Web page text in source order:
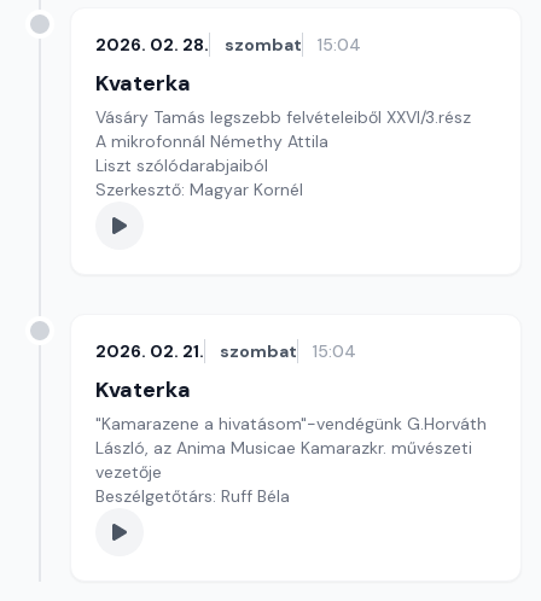
2026. 02. 28. szombat 15:04
Kvaterka
Vásáry Tamás legszebb felvételeiből XXVI/3.rész
A mikrofonnál Némethy Attila
Liszt szólódarabjaiból
Szerkesztő: Magyar Kornél
2026. 02. 21. szombat 15:04
Kvaterka
"Kamarazene a hivatásom"-vendégünk G.Horváth
László, az Anima Musicae Kamarazkr. művészeti
vezetője
Beszélgetőtárs: Ruff Béla